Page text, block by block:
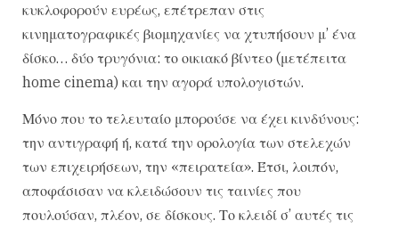
κυκλοφορούν ευρέως, επέτρεπαν στις
κινηματογραφικές βιομηχανίες να χτυπήσουν μ’ ένα
δίσκο… δύο τρυγόνια: το οικιακό βίντεο (μετέπειτα
home cinema) και την αγορά υπολογιστών.
Μόνο που το τελευταίο μπορούσε να έχει κινδύνους:
την αντιγραφή ή, κατά την ορολογία των στελεχών
των επιχειρήσεων, την «πειρατεία». Έτσι, λοιπόν,
αποφάσισαν να κλειδώσουν τις ταινίες που
πουλούσαν, πλέον, σε δίσκους. Το κλειδί σ’ αυτές τις